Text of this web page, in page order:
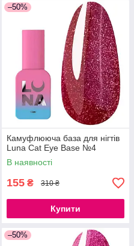
–50%
Камуфлююча база для нігтів
Luna Cat Eye Base №4
В наявності
155 ₴ 310 ₴
Купити
–50%